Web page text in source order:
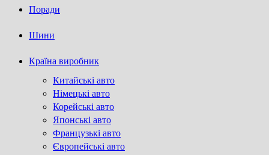
Поради
Шини
Країна виробник
Китайські авто
Німецькі авто
Корейські авто
Японські авто
Французькі авто
Європейські авто